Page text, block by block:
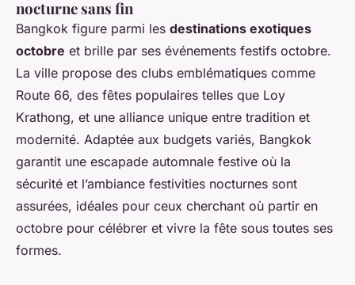
nocturne sans fin
Bangkok figure parmi les destinations exotiques
octobre et brille par ses événements festifs octobre.
La ville propose des clubs emblématiques comme
Route 66, des fêtes populaires telles que Loy
Krathong, et une alliance unique entre tradition et
modernité. Adaptée aux budgets variés, Bangkok
garantit une escapade automnale festive où la
sécurité et l’ambiance festivities nocturnes sont
assurées, idéales pour ceux cherchant où partir en
octobre pour célébrer et vivre la fête sous toutes ses
formes.